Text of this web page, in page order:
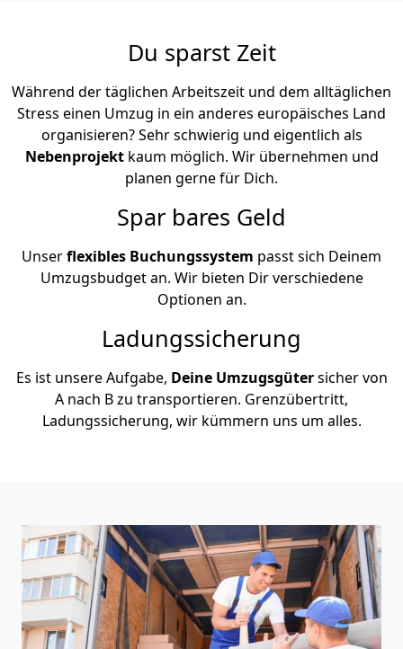
Du sparst Zeit
Während der täglichen Arbeitszeit und dem alltäglichen
Stress einen Umzug in ein anderes europäisches Land
organisieren? Sehr schwierig und eigentlich als
Nebenprojekt kaum möglich. Wir übernehmen und
planen gerne für Dich.
Spar bares Geld
Unserflexibles Buchungssystem passt sich Deinem
Umzugsbudget an. Wir bieten Dir verschiedene
Optionen an.
Ladungssicherung
Es ist unsere Aufgabe, Deine Umzugsgütersicher von
A nach B zu transportieren. Grenzübertritt,
Ladungssicherung, wir kümmern uns um alles.